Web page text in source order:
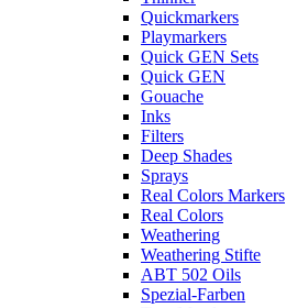
Quickmarkers
Playmarkers
Quick GEN Sets
Quick GEN
Gouache
Inks
Filters
Deep Shades
Sprays
Real Colors Markers
Real Colors
Weathering
Weathering Stifte
ABT 502 Oils
Spezial-Farben